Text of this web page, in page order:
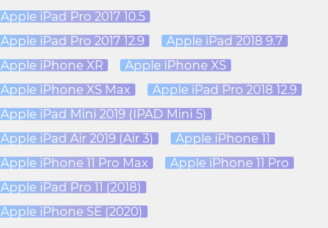
Apple iPad Pro 2017 10.5
Apple iPad Pro 2017 12.9
Apple iPad 2018 9.7
Apple iPhone XR
Apple iPhone XS
Apple iPhone XS Max
Apple iPad Pro 2018 12.9
Apple iPad Mini 2019 (IPAD Mini 5)
Apple iPad Air 2019 (Air 3)
Apple iPhone 11
Apple iPhone 11 Pro Max
Apple iPhone 11 Pro
Apple iPad Pro 11 (2018)
Apple iPhone SE (2020)